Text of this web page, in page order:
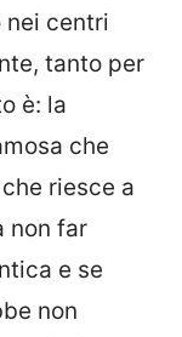
nei centri
tanto per
è: la
che
riesce a
non far
e se
non